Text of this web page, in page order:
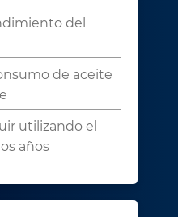
del
de aceite
utilizando el
años